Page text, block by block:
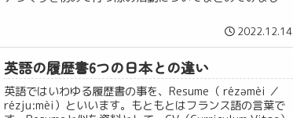
2022.12.14
英語の履歴書6つの日本との違い
英語ではいわゆる履歴書の事を、Resume（ rézəmèi ／
rézjuːmèi）といいます。もともとはフランス語の言葉で